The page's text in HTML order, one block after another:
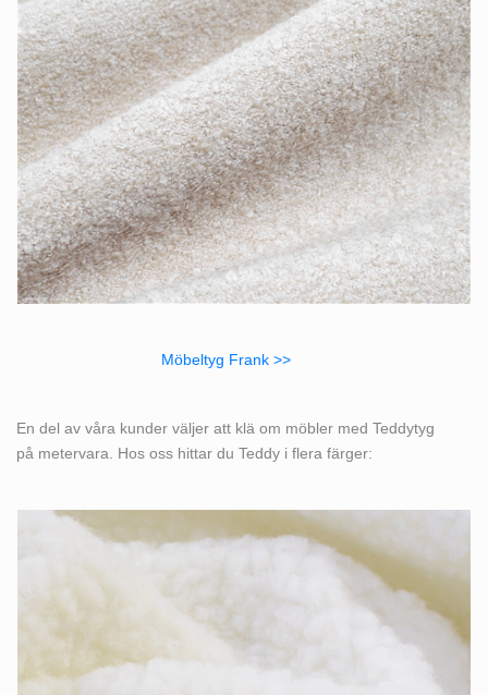
Möbeltyg Frank >>
En del av våra kunder väljer att klä om möbler med Teddytyg
på metervara. Hos oss hittar du Teddy i flera färger: